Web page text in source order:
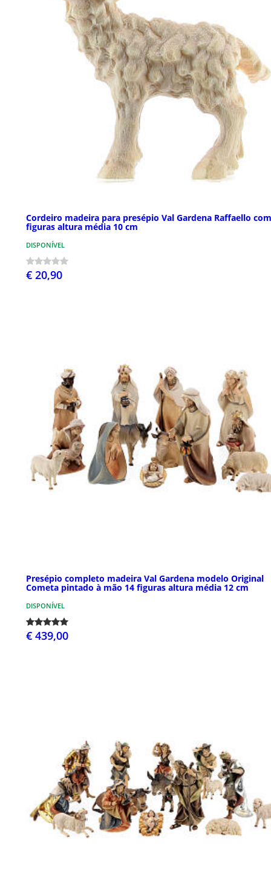
Cordeiro madeira para presépio Val Gardena Raffaello com
figuras altura média 10 cm
DISPONÍVEL
€ 20,90
Presépio completo madeira Val Gardena modelo Original
Cometa pintado à mão 14 figuras altura média 12 cm
DISPONÍVEL
€ 439,00